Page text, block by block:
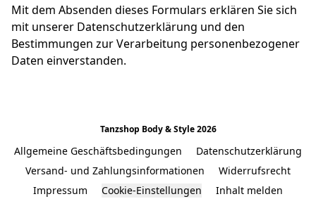
Mit dem Absenden dieses Formulars erklären Sie sich
mit unserer Datenschutzerklärung und den
Bestimmungen zur Verarbeitung personenbezogener
Daten einverstanden.
Tanzshop Body & Style 2026
Allgemeine Geschäftsbedingungen
Datenschutzerklärung
Versand- und Zahlungsinformationen
Widerrufsrecht
Impressum
Cookie-Einstellungen Inhalt melden